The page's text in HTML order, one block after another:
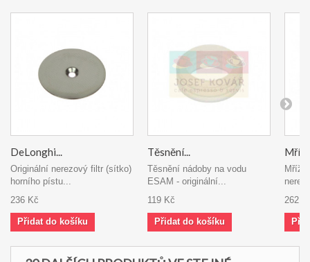
DeLonghi...
Originální nerezový filtr (sítko)
horního pístu...
236 Kč
Přidat do košíku
Těsnění...
Těsnění nádoby na vodu
ESAM - originální...
119 Kč
Přidat do košíku
262